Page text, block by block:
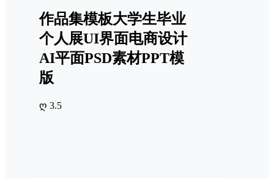
作品集模板大学生毕业
个人展UI界面电商设计
AI平面PSD素材PPT模
版
ღ 3.5